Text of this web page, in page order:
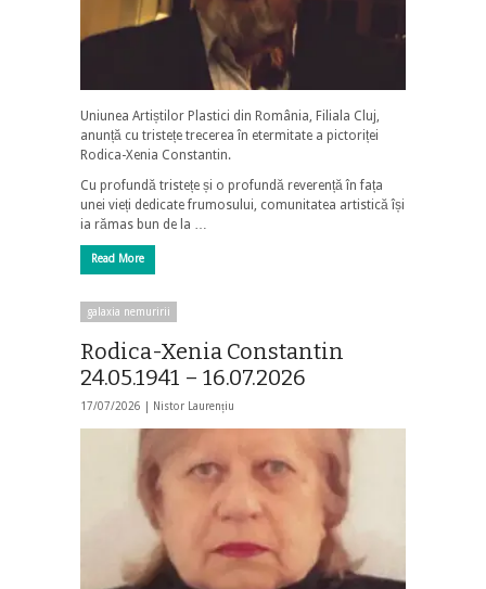
Uniunea Artiștilor Plastici din România, Filiala Cluj,
anunță cu tristețe trecerea în etermitate a pictoriței
Rodica-Xenia Constantin.
Cu profundă tristețe și o profundă reverență în fața
unei vieți dedicate frumosului, comunitatea artistică își
ia rămas bun de la …
Read More
galaxia nemuririi
Rodica-Xenia Constantin
24.05.1941 – 16.07.2026
17/07/2026 | Nistor Laurențiu